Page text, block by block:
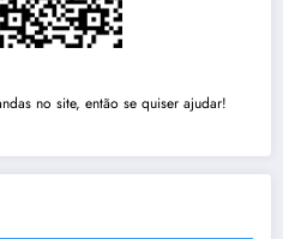
no site, então se quiser ajudar!